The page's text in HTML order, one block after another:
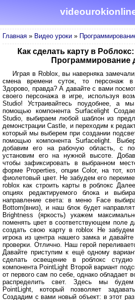
Главная » Видео уроки »
Как сделать карту в
Программирование
Играя в Roblox, вы наверняка
смена времени суток, то персонаж в
Здорово, правда? А давайте с вами
своего персонажа в игре, используя
Studio! Устраивайтесь поудобнее, а
помощью компонента Surfacelight
Studio, выбираем любой шаблон из
демонстрации Castle, и переходим к
который мы выберем при создании
помощью компонента Surfacelight.
добавим его на рабочую область, с
установим его на нужной высоте.
чтобы зафиксировать в выбранном
форме Properties, опции Color, на тот,
фиолетовый цвет. Не забудем его
roblox как строить карты в роблокс
опциях редактируемого блока и
направление света: в меню Face
Bottom(вниз), и наш блок будет
Brightness (яркость) укажем
поменять цвет в соответствующем поле
создать свою карту в roblox Не
игрока из центра нашего замка и
проверки. Отлично. Наш герой
Давайте приступим к ещё одному
сделать освещение в роблокс
компонента PointLight Второй вариант
от первого сам по себе, однако обладает
распределить свет. Здесь мы будем
PointLight, который позволяет
Создадим с вами новый объект: в этот